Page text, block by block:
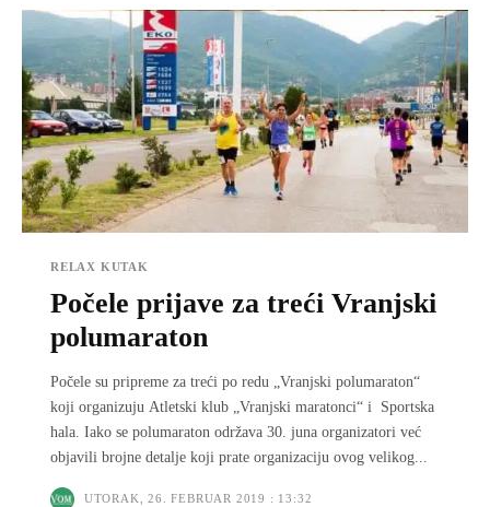
RELAX KUTAK
Počele prijave za treći Vranjski
polumaraton
Počele su pripreme za treći po redu „Vranjski polumaraton“
koji organizuju Atletski klub „Vranjski maratonci“ i Sportska
hala. Iako se polumaraton održava 30. juna organizatori već
objavili brojne detalje koji prate organizaciju ovog velikog...
UTORAK, 26. FEBRUAR 2019 : 13:32